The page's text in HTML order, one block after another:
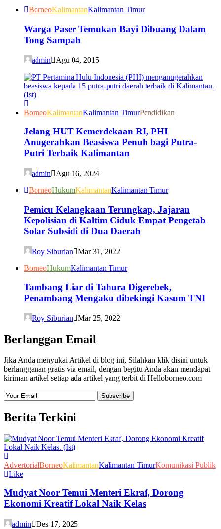
BorneoKalimantanKalimantan Timur
Warga Paser Temukan Bayi Dibuang Dalam
Tong Sampah
admin Agu 04, 2015
BorneoKalimantanKalimantan TimurPendidikan
Jelang HUT Kemerdekaan RI, PHI
Anugerahkan Beasiswa Penuh bagi Putra-
Putri Terbaik Kalimantan
admin
Agu 16, 2024
BorneoHukumKalimantanKalimantan Timur
Pemicu Kelangkaan Terungkap, Jajaran
Kepolisian di Kaltim Ciduk Empat Pengetab
Solar Subsidi di Dua Daerah
Roy Siburian
Mar 31, 2022
BorneoHukumKalimantan Timur
Tambang Liar di Tahura Digerebek,
Penambang Mengaku dibekingi Kasum TNI
Roy Siburian Mar 25, 2022
Berlanggan Email
Jika Anda menyukai Artikel di blog ini, Silahkan klik disini untuk
berlangganan gratis via email, dengan begitu Anda akan mendapat
kiriman artikel setiap ada artikel yang terbit di Helloborneo.com
Berita Terkini
AdvertorialBorneoKalimantanKalimantan TimurKomunikasi Publik
Like
Mudyat Noor Temui Menteri Ekraf, Dorong
Ekonomi Kreatif Lokal Naik Kelas
admin
Des 17, 2025